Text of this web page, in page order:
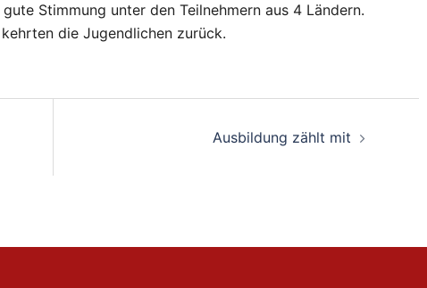
Stimmung unter den Teilnehmern aus 4 Ländern.
die Jugendlichen zurück.
Ausbildung zählt mit